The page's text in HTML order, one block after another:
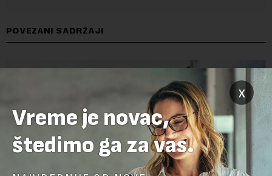
POVEZANI SADRŽAJI
x
Vreme je novac,
štedimo ga za vas.